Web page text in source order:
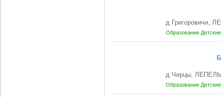
д Григоровичи,
Образование
д Черцы,
Образование